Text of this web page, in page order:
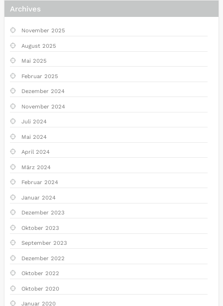
Archives
November 2025
August 2025
Mai 2025
Februar 2025
Dezember 2024
November 2024
Juli 2024
Mai 2024
April 2024
März 2024
Februar 2024
Januar 2024
Dezember 2023
Oktober 2023
September 2023
Dezember 2022
Oktober 2022
Oktober 2020
Januar 2020